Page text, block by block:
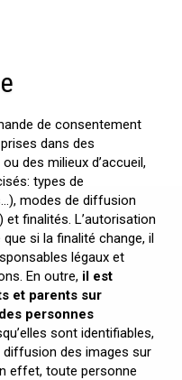
de consentement
prises dans des
des milieux d’accueil,
types de
modes de diffusion
finalités. L’autorisation
si la finalité change, il
légaux et
En outre, il est
et parents sur
personnes
sont identifiables,
des images sur
effet, toute personne